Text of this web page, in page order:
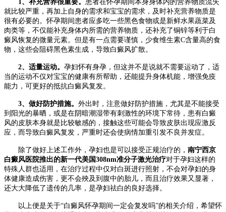
1、补充营养很重要。 患者在怀孕期间本身身体内的营养物质流失
就比较严重，再加上自身的需求和宝宝的需求，及时补充营养物质是
很有必要的。怀孕期间患者应多吃一些黑色食物或是新鲜水果蔬菜及
肉类等，不仅能补充身体内所需的营养物质，还补充了铜锌等利于白
癜风恢复的微量元素。但是有一点需要谨慎，少食维生素C含量高的食
物，这些会阻碍黑色素生成，导致白癜风扩散。
2、适量运动。 孕妇怀有身孕，但这并不是说就不需要运动了，适
当的运动不仅对宝宝的健康有所帮助，还能提升身体机能，增强免疫
能力，可更好的抵抗白癜风复发。
3、做好防护措施。 外出时，注意做好防护措施，尤其是不能接受
到阳光的暴晒，或是在阴暗潮湿带有刺激性的环境下常待，患有白癜
风的皮肤本身就是比较敏感的，接触这些可能会导致皮肤出现应激反
应，而导致白癜风复发，严重时还会使病情加重引发不良并发症。
除了做好上述工作外，孕妇也是可以接受正规治疗的， 南宁西京
白癜风医院推出的新一代美国308nm准分子激光治疗对于孕妇这样的
特殊人群也适用，在治疗过程中仅对白斑进行照射，不会对孕妇的身
体健康造成伤害，更不会殃及到腹中的胎儿，而且治疗效果又显著，
还大大降低了遗传的几率，是孕妇祛白的良好选择。
以上便是关于“白癜风怀孕期间一定会复发吗”的相关介绍，希望怀